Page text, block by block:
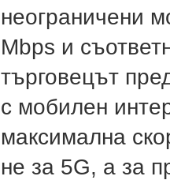
неограничени
Mbps и
търговецът
с мобилен
максимална
не за 5G, а за